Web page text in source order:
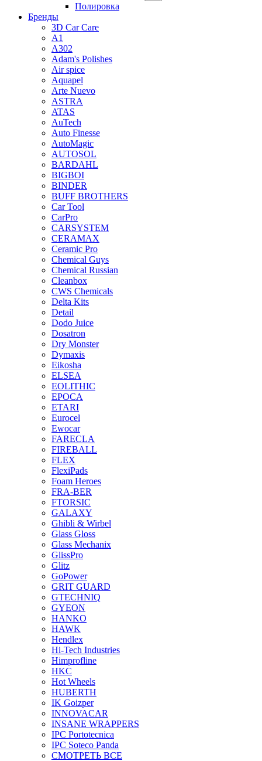
Полировка
Бренды
3D Car Care
A1
A302
Adam's Polishes
Air spice
Aquapel
Arte Nuevo
ASTRA
ATAS
AuTech
Auto Finesse
AutoMagic
AUTOSOL
BARDAHL
BIGBOI
BINDER
BUFF BROTHERS
Car Tool
CarPro
CARSYSTEM
CERAMAX
Ceramic Pro
Chemical Guys
Chemical Russian
Cleanbox
CWS Chemicals
Delta Kits
Detail
Dodo Juice
Dosatron
Dry Monster
Dymaxis
Eikosha
ELSEA
EOLITHIC
EPOCA
ETARI
Eurocel
Ewocar
FARECLA
FIREBALL
FLEX
FlexiPads
Foam Heroes
FRA-BER
FTORSIC
GALAXY
Ghibli & Wirbel
Glass Gloss
Glass Mechanix
GlissPro
Glitz
GoPower
GRIT GUARD
GTECHNIQ
GYEON
HANKO
HAWK
Hendlex
Hi-Tech Industries
Himprofline
HKC
Hot Wheels
HUBERTH
IK Goizper
INNOVACAR
INSANE WRAPPERS
IPC Portotecnica
IPC Soteco Panda
СМОТРЕТЬ ВСЕ